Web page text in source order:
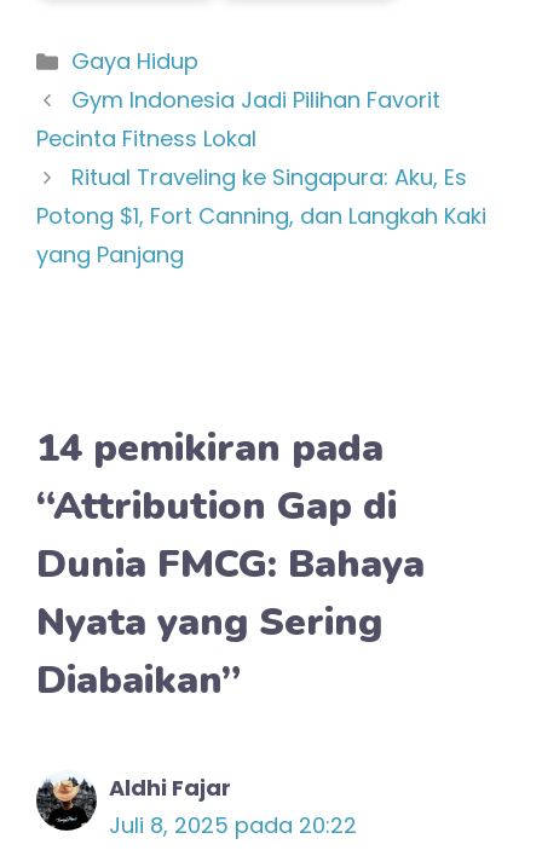
Kategori
Gaya Hidup
Gym Indonesia Jadi Pilihan Favorit
Pecinta Fitness Lokal
Ritual Traveling ke Singapura: Aku, Es
Potong $1, Fort Canning, dan Langkah Kaki
yang Panjang
14 pemikiran pada
“Attribution Gap di
Dunia FMCG: Bahaya
Nyata yang Sering
Diabaikan”
Aldhi Fajar
Juli 8, 2025 pada 20:22